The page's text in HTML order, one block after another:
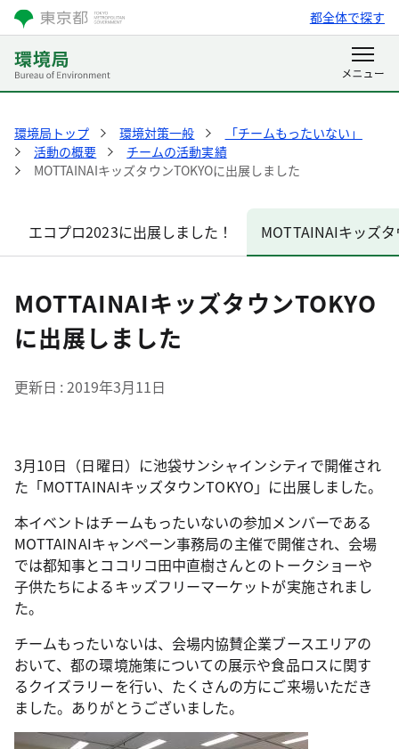
都全体で探す
環境局トップ 環境対策一般
「チームもったいない」
活動の概要
チームの活動実績
MOTTAINAIキッズタウンTOKYOに出展しました
エコプロ2023に出展しました！ MOTTAINAIキッズ
MOTTAINAIキッズタウンTOKYO
に出展しました
更新日 2019年3月11日
3月10日（日曜日）に池袋サンシャインシティで開催され
た「MOTTAINAIキッズタウンTOKYO」に出展しました。
本イベントはチームもったいないの参加メンバーである
MOTTAINAIキャンペーン事務局の主催で開催され、会場
では都知事とココリコ田中直樹さんとのトークショーや
子供たちによるキッズフリーマーケットが実施されまし
た。
チームもったいないは、会場内協賛企業ブースエリアの
おいて、都の環境施策についての展示や食品ロスに関す
るクイズラリーを行い、たくさんの方にご来場いただき
ました。ありがとうございました。